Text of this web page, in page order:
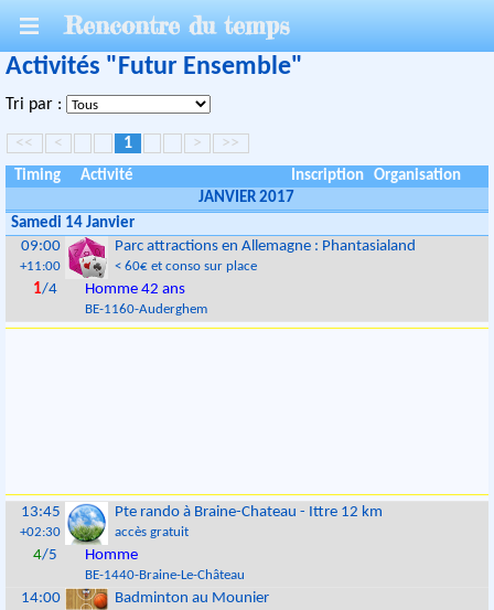
Rencontre du temps
Activités "Futur Ensemble"
Tri par :
<< < 1 > >>
Timing Activité Inscription
Organisation
JANVIER 2017
Samedi 14 Janvier
09:00
+11:00
Parc attractions en Allemagne : Phantasialand
< 60€ et conso sur place
1/4 Homme 42 ans
BE-1160-Auderghem
13:45
+02:30
Pte rando à Braine-Chateau - Ittre 12 km
accès gratuit
4/5 Homme
BE-1440-Braine-Le-Château
14:00 Badminton au Mounier